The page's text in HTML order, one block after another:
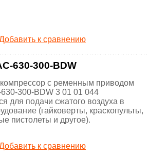
к сравнению
630-300-BDW
с ременным приводом
300-BDW 3 01 01 044
для подачи сжатого воздуха в
(гайковерты, краскопульты,
пистолеты и другое).
к сравнению